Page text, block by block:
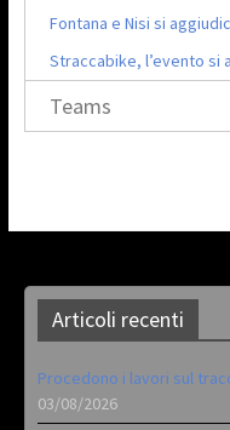
Fontana e Nisi si
Straccabike, l’evento si
Teams
Articoli recenti
Procedono i lavori sul
03/08/2026